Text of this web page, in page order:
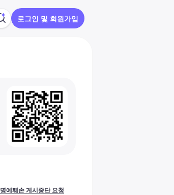
로그인 및 회원가입
명예훼손 게시중단 요청